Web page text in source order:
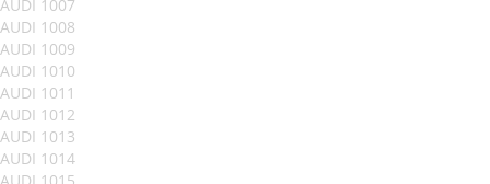
AUDI 1007
AUDI 1008
AUDI 1009
AUDI 1010
AUDI 1011
AUDI 1012
AUDI 1013
AUDI 1014